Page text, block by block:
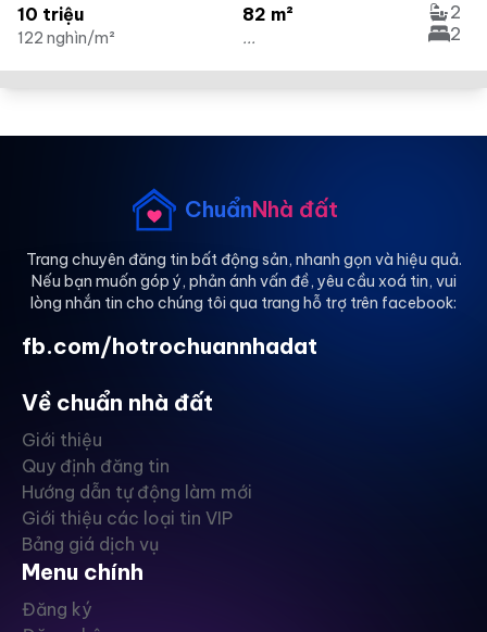
10 triệu
122 nghìn/m²
82 m²
...
2
2
ChuẩnNhà đất
Trang chuyên đăng tin bất động sản, nhanh gọn và hiệu quả.
Nếu bạn muốn góp ý, phản ánh vấn đề, yêu cầu xoá tin, vui
lòng nhắn tin cho chúng tôi qua trang hỗ trợ trên facebook:
fb.com/hotrochuannhadat
Về chuẩn nhà đất
Giới thiệu
Quy định đăng tin
Hướng dẫn tự động làm mới
Giới thiệu các loại tin VIP
Bảng giá dịch vụ
Menu chính
Đăng ký